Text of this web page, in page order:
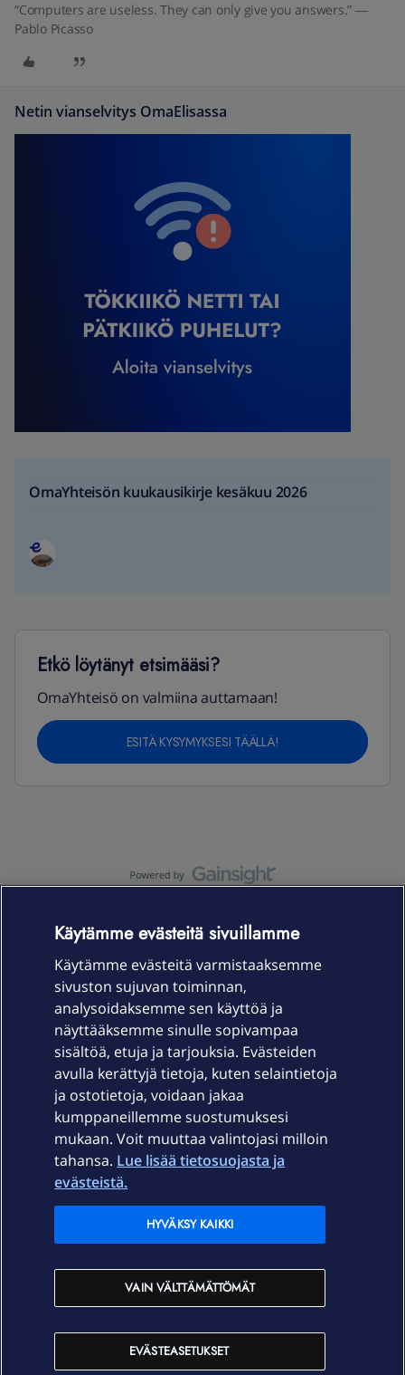
“Computers are useless. They can only give you answers.” ―
Pablo Picasso
Netin vianselvitys OmaElisassa
OmaYhteisön kuukausikirje kesäkuu 2026
Etkö löytänyt etsimääsi?
OmaYhteisö on valmiina auttamaan!
ESITÄ KYSYMYKSESI TÄÄLLÄ!
Laitteet & liittymät
Palvelut
Ajankohtaista
Elisa Oyj
In English
Käytämme evästeitä sivuillamme
Käytämme evästeitä varmistaaksemme
sivuston sujuvan toiminnan,
analysoidaksemme sen käyttöä ja
näyttääksemme sinulle sopivampaa
sisältöä, etuja ja tarjouksia. Evästeiden
avulla kerättyjä tietoja, kuten selaintietoja
ja ostotietoja, voidaan jakaa
kumppaneillemme suostumuksesi
mukaan. Voit muuttaa valintojasi milloin
tahansa. Lue lisää tietosuojasta ja
evästeistä.
EVÄSTEASETUKSET
VAIN VÄLTTÄMÄTTÖMÄT
HYVÄKSY KAIKKI